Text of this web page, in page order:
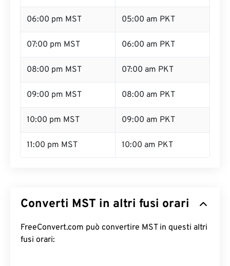
06:00 pm MST 05:00 am PKT
07:00 pm MST 06:00 am PKT
08:00 pm MST 07:00 am PKT
09:00 pm MST 08:00 am PKT
10:00 pm MST 09:00 am PKT
11:00 pm MST 10:00 am PKT
Converti MST in altri fusi orari
FreeConvert.com può convertire MST in questi altri
fusi orari: